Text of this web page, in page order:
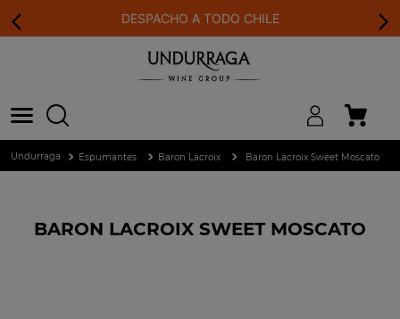
DESPACHO A TODO CHILE
Espumantes Baron Lacroix Baron Lacroix Sweet Moscato
BARON LACROIX SWEET MOSCATO